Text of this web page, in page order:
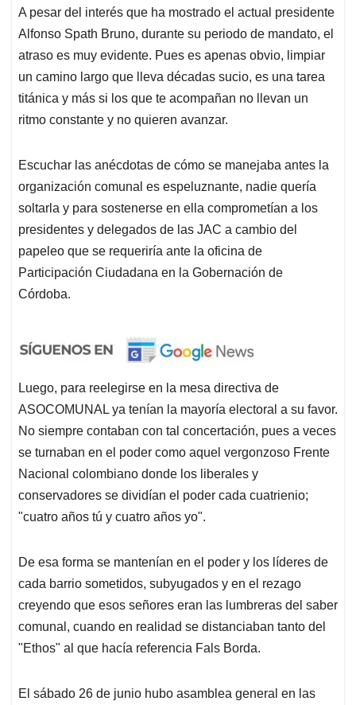
A pesar del interés que ha mostrado el actual presidente
Alfonso Spath Bruno, durante su periodo de mandato, el
atraso es muy evidente. Pues es apenas obvio, limpiar
un camino largo que lleva décadas sucio, es una tarea
titánica y más si los que te acompañan no llevan un
ritmo constante y no quieren avanzar.
Escuchar las anécdotas de cómo se manejaba antes la
organización comunal es espeluznante, nadie quería
soltarla y para sostenerse en ella comprometían a los
presidentes y delegados de las JAC a cambio del
papeleo que se requeriría ante la oficina de
Participación Ciudadana en la Gobernación de
Córdoba.
Luego, para reelegirse en la mesa directiva de
ASOCOMUNAL ya tenían la mayoría electoral a su favor.
No siempre contaban con tal concertación, pues a veces
se turnaban en el poder como aquel vergonzoso Frente
Nacional colombiano donde los liberales y
conservadores se dividían el poder cada cuatrienio;
"cuatro años tú y cuatro años yo".
De esa forma se mantenían en el poder y los líderes de
cada barrio sometidos, subyugados y en el rezago
creyendo que esos señores eran las lumbreras del saber
comunal, cuando en realidad se distanciaban tanto del
"Ethos" al que hacía referencia Fals Borda.
El sábado 26 de junio hubo asamblea general en las